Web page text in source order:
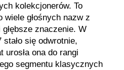
kolekcjonerów. To
wiele głośnych nazw z
znaczenie. W
się odwrotnie,
urosła ona do rangi
segmentu klasycznych